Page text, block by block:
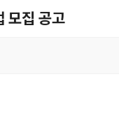
모집 공고